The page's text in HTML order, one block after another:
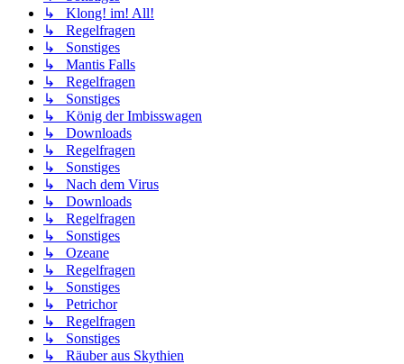
↳ Klong! im! All!
↳ Regelfragen
↳ Sonstiges
↳ Mantis Falls
↳ Regelfragen
↳ Sonstiges
↳ König der Imbisswagen
↳ Downloads
↳ Regelfragen
↳ Sonstiges
↳ Nach dem Virus
↳ Downloads
↳ Regelfragen
↳ Sonstiges
↳ Ozeane
↳ Regelfragen
↳ Sonstiges
↳ Petrichor
↳ Regelfragen
↳ Sonstiges
↳ Räuber aus Skythien